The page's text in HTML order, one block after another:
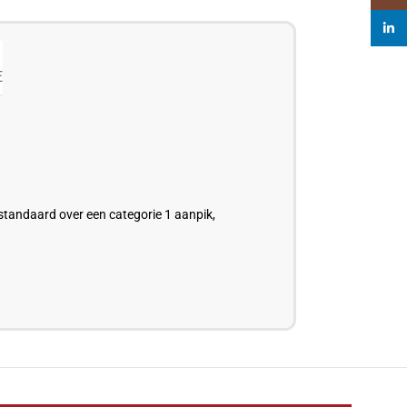
over een categorie 1 aanpik,